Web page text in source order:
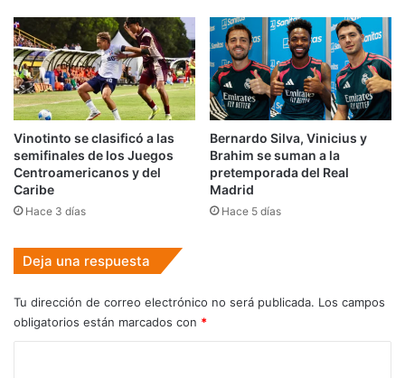
Vinotinto se clasificó a las
semifinales de los Juegos
Centroamericanos y del
Caribe
Hace 3 días
Bernardo Silva, Vinicius y
Brahim se suman a la
pretemporada del Real
Madrid
Hace 5 días
Deja una respuesta
Tu dirección de correo electrónico no será publicada. Los campos
obligatorios están marcados con *